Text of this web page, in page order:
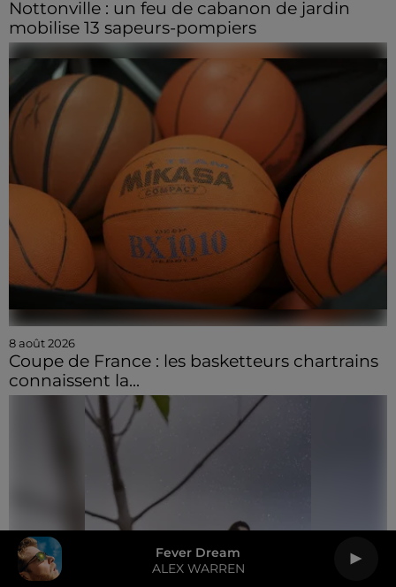
Fever Dream
ALEX WARREN
Nottonville : un feu de cabanon de jardin
mobilise 13 sapeurs-pompiers
8 août 2026
Coupe de France : les basketteurs chartrains
connaissent la...